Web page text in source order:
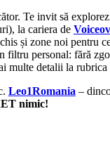
Te invit să
la cariera de
și zone noi pentru
filtru personal: fără
multe detalii la rubrica
Leo1Romania–
nimic!